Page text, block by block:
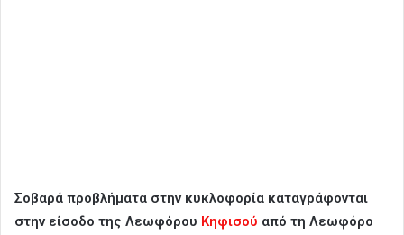
Σοβαρά προβλήματα στην κυκλοφορία καταγράφονται
στην είσοδο της Λεωφόρου Κηφισού από τη Λεωφόρο